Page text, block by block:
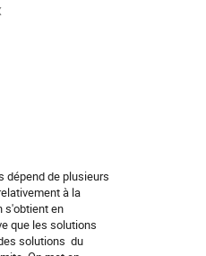
dépend de plusieurs
à la
s'obtient en
que les solutions
solutions  du